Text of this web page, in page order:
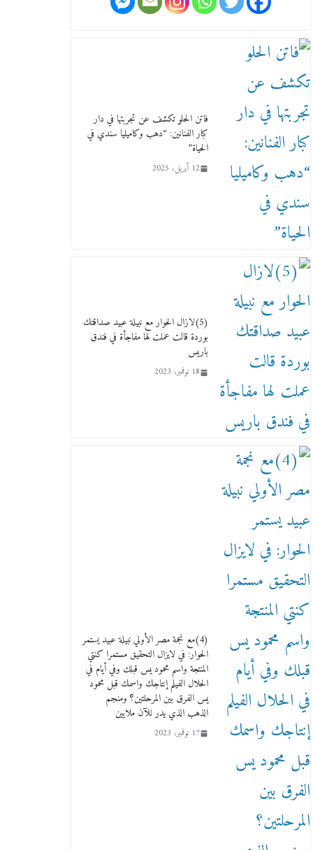
17 يناير، 2026
فاتن الحلو تكشف عن تجربتها في دار
كبار الفنانين: “دهب وكاميليا سندي في
الحياة”
12 أبريل، 2025
(5)لازال الحوار مع نبيلة عبيد صداقتك
بوردة قالت عملت لها مفاجأة في فندق
باريس
18 نوفمبر، 2023
(4)مع نجمة مصر الأولي نبيلة عبيد يستمر
الحوار: في لايزال التحقيق مستمرا كنتي
المنتجة واسم محمود يس قبلك وفي أيام في
الحلال الفيلم إنتاجك واسمك قبل محمود
يس الفرق بين المرحلتين؟ ومنجم
الذهب الذي يدر للآن ملايين
17 نوفمبر، 2023